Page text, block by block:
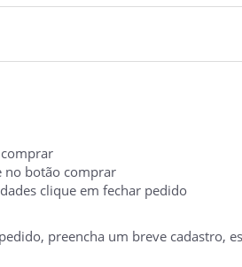
no botão comprar
clique em fechar pedido
preencha um breve cadastro,